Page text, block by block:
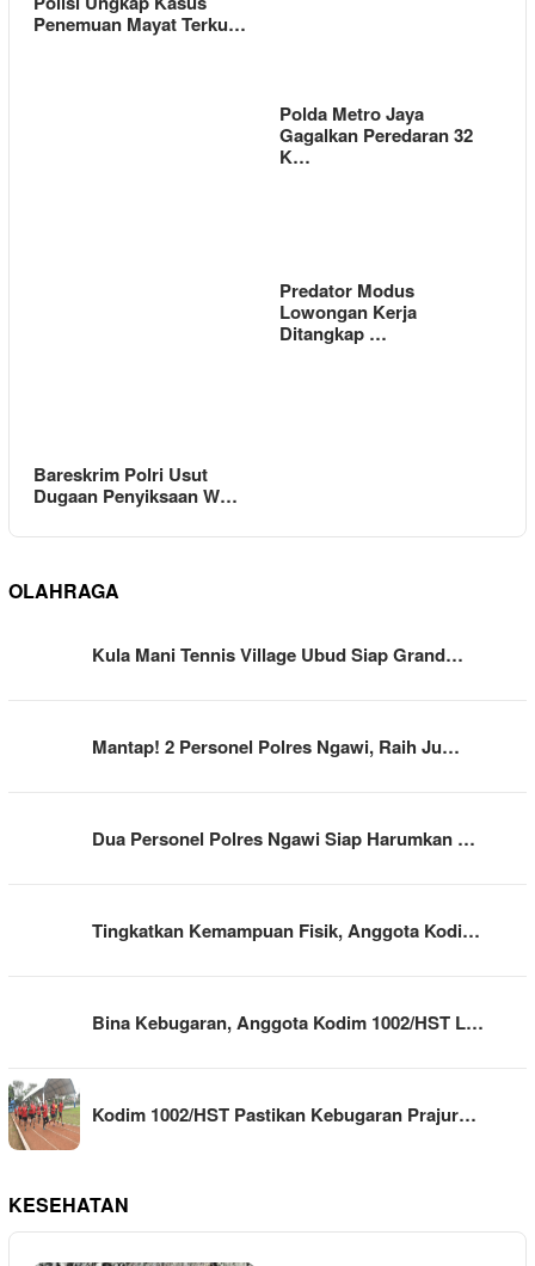
Penemuan Mayat Terku…
Polda Metro Jaya
Gagalkan Peredaran 32
K…
Bareskrim Polri Usut
Dugaan Penyiksaan W…
Predator Modus
Lowongan Kerja
Ditangkap …
OLAHRAGA
Kula Mani Tennis Village Ubud Siap Grand…
Mantap! 2 Personel Polres Ngawi, Raih Ju…
Dua Personel Polres Ngawi Siap Harumkan …
Tingkatkan Kemampuan Fisik, Anggota Kodi…
Bina Kebugaran, Anggota Kodim 1002/HST L…
Kodim 1002/HST Pastikan Kebugaran Prajur…
KESEHATAN